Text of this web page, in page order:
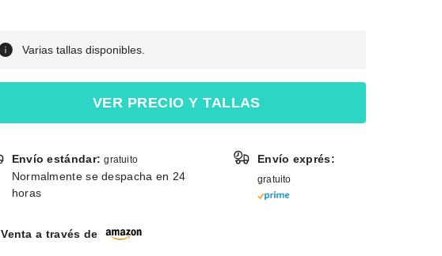
Varias tallas disponibles.
VER PRECIO Y TALLAS
Envío estándar:gratuito
Normalmente se despacha en 24
horas
Envío exprés:
gratuito
Venta a través de